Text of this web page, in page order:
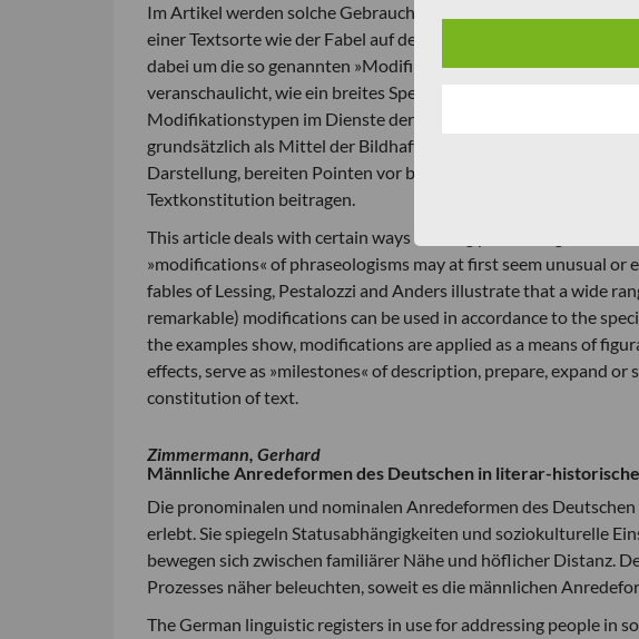
Im Artikel werden solche Gebrauchsweisen von
einer Textsorte wie der Fabel auf den ersten Blick unerwartet
dabei um die so genannten »Modifikationen«. Durch Beispiele
veranschaulicht, wie ein breites Spektrum von semantisch wie
Modifikationstypen im Dienste der Textsorte Fabel eingesetzt
grundsätzlich als Mittel der Bildhaftigkeit; sie erzeugen
Darstellung, bereiten Pointen vor bzw. präzisieren sie, spitzen
Textkonstitution beitragen.
This article deals with certain ways of using phraseologisms in a
»modifications« of phraseologisms may at first seem unusual or
fables of Lessing, Pestalozzi and Anders illustrate that a wide
remarkable) modifications can be used in accordance to the
the examples show, modifications are applied as a means of
effects, serve as »milestones« of description, prepare, expand
constitution of text.
Zimmermann, Gerhard
Männliche Anredeformen des Deutschen in literar-
Die pronominalen und nominalen Anredeformen des
erlebt. Sie spiegeln Statusabhängigkeiten und soziokulturelle
bewegen sich zwischen familiärer Nähe und höflicher Distanz.
Prozesses näher beleuchten, soweit es die männlichen
The German linguistic registers in use for addressing people in